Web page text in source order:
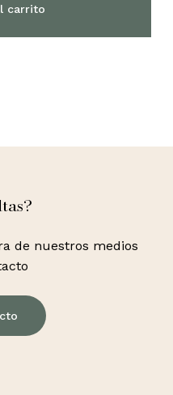
carrito
de nuestros medios